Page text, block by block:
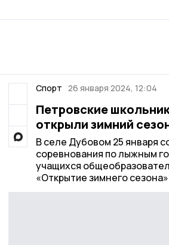
Спорт 26 января 2024, 12:04
Петровские
открыли зимний
В селе Дубовом 25 января
соревнования по лыжным
учащихся
«Открытие зимнего